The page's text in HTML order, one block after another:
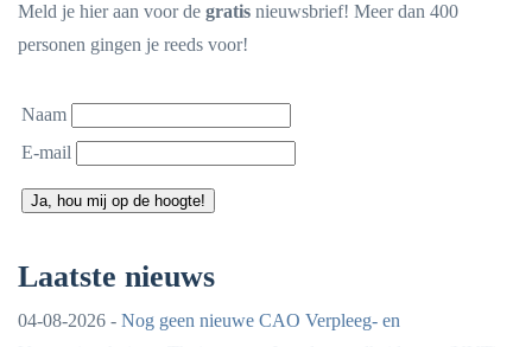
Meld je hier aan voor de gratis nieuwsbrief! Meer dan 400
personen gingen je reeds voor!
Naam
E-mail
Ja, hou mij op de hoogte!
Laatste nieuws
04-08-2026 - Nog geen nieuwe CAO Verpleeg- en